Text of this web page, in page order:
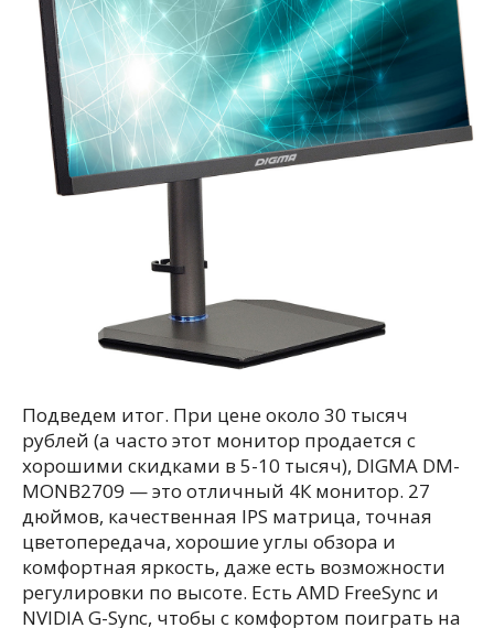
Подведем итог. При цене около 30 тысяч
рублей (а часто этот монитор продается с
хорошими скидками в 5-10 тысяч), DIGMA DM-
MONB2709 — это отличный 4К монитор. 27
дюймов, качественная IPS матрица, точная
цветопередача, хорошие углы обзора и
комфортная яркость, даже есть возможности
регулировки по высоте. Есть AMD FreeSync и
NVIDIA G-Sync, чтобы с комфортом поиграть на